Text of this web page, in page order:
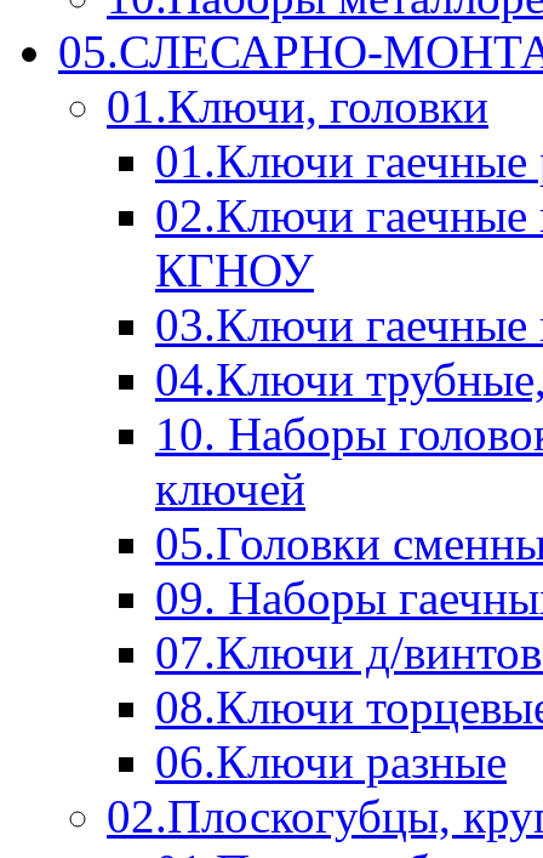
05.СЛЕСАРНО-
01.Ключи, головки
01.Ключи
02.Ключи
КГНОУ
03.Ключи
04.Ключи
10. Наборы
ключей
05.Головки
09. Наборы
07.Ключи д/
08.Ключи
06.Ключи разные
02.Плоскогубцы,